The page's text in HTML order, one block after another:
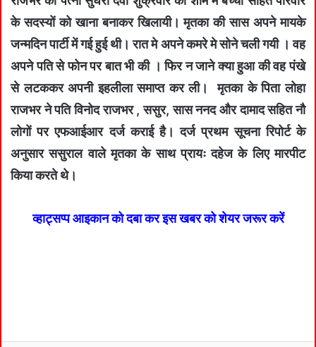
के सदस्यों को खाना बनाकर खिलायी। मृतका की सास अपने मायके
जन्मदिन पार्टी में गई हुई थी। रात मे अपने कमरे मे सोने चली गयी । वह
अपने पति से फोन पर बात भी की । फिर न जाने क्या हुआ की वह पंखे
से लटककर अपनी इहलीला समाप्त कर ली। मृतका के पिता लोहा
राजभर ने पति विनोद राजभर , ससुर, सास ननद और दामाद सहित नौ
लोगों पर एफआईआर दर्ज कराई है। दर्ज प्रथम सूचना रिपोर्ट के
अनुसार ससुराल वाले मृतका के साथ प्रायः दहेज के लिए मारपीट
किया करते थे।
व्हाट्सप्प आइकान को दबा कर इस खबर को शेयर जरूर करें